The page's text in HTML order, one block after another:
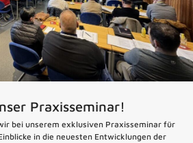
Praxisseminar!
bei unserem exklusiven Praxisseminar für
in die neuesten Entwicklungen der